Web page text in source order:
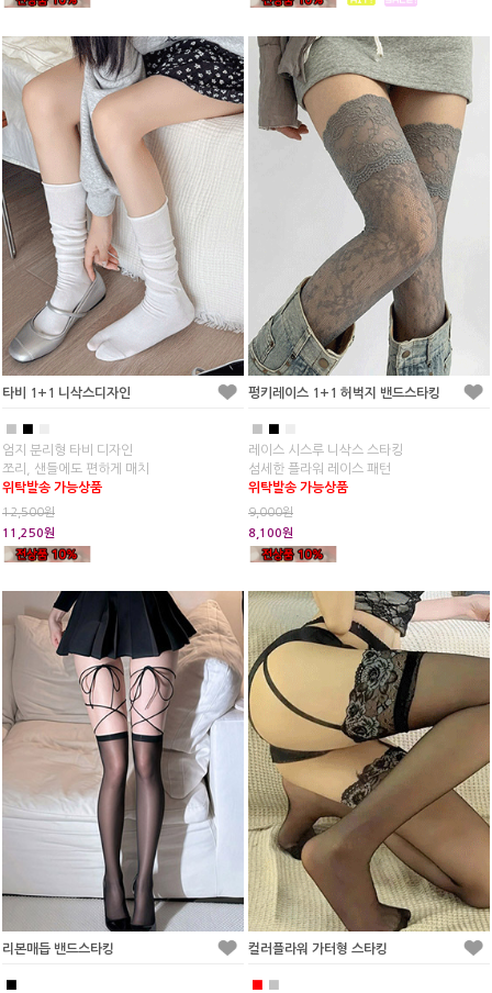
타비 1+1 니삭스디자인
■
엄지 분리형 타비 디자인
쪼리, 샌들에도 편하게 매치
위탁발송 가능상품
12,500원
11,250원
펑키레이스 1+1 허벅지 밴드스타킹
■
레이스 시스루 니삭스 스타킹
섬세한 플라워 레이스 패턴
위탁발송 가능상품
9,000원
8,100원
리본매듭 밴드스타킹
■
컬러플라워 가터형 스타킹
■ ■